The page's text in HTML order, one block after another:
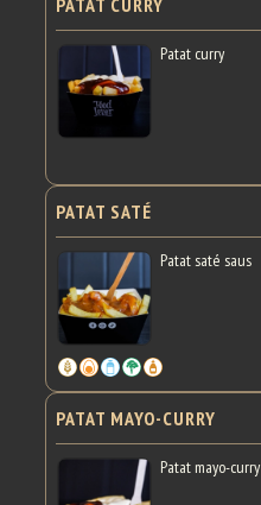
PATAT CURRY
Patat curry
PATAT SATÉ
Patat saté saus
PATAT MAYO-CURRY
Patat mayo-curry